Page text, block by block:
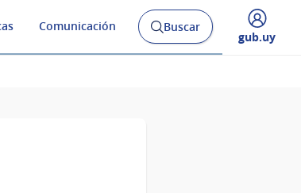
Comunicación
Abrir
buscador
Buscar
Desplegar
gub.uy